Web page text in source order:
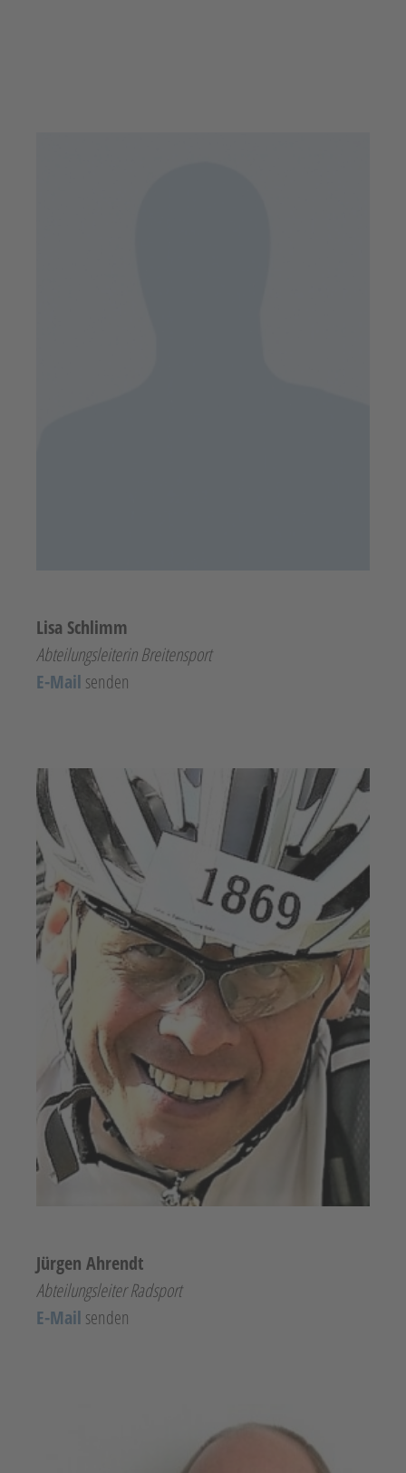
Lisa Schlimm
Abteilungsleiterin Breitensport
E-Mail senden
Jürgen Ahrendt
Abteilungsleiter Radsport
E-Mail senden